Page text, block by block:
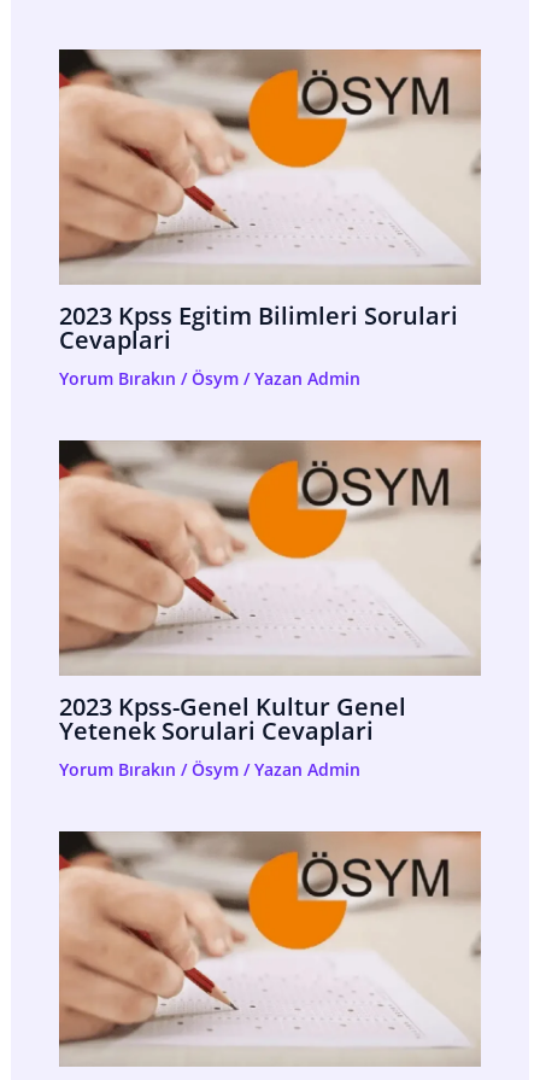
2023 Kpss Egitim Bilimleri Sorulari
Cevaplari
Yorum Bırakın /Ösym/ Yazan Admin
2023 Kpss-Genel Kultur Genel
Yetenek Sorulari Cevaplari
Yorum Bırakın /Ösym/ Yazan Admin